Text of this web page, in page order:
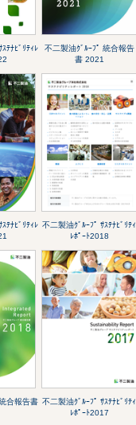
ﾃﾅﾋﾞﾘﾃｨﾚ
不二製油ｸﾞﾙｰﾌﾟ 統合報告
書 2021
ﾃﾅﾋﾞﾘﾃｨﾚ 不二製油ｸﾞﾙｰﾌﾟ ｻｽﾃﾅﾋﾞﾘﾃｨ
ﾚﾎﾟｰﾄ2018
合報告書 不二製油ｸﾞﾙｰﾌﾟ ｻｽﾃﾅﾋﾞﾘﾃｨ
ﾚﾎﾟｰﾄ2017